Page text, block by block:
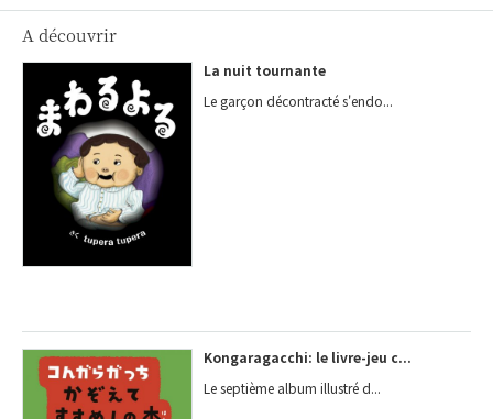
A découvrir
La nuit tournante
Le garçon décontracté s'endo...
Kongaragacchi: le livre-jeu c...
Le septième album illustré d...